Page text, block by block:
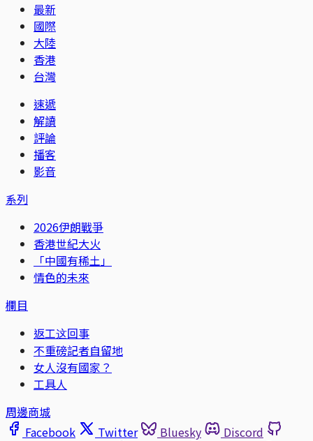
最新
國際
大陸
香港
台灣
速遞
解讀
評論
播客
影音
系列
2026伊朗戰爭
香港世紀大火
「中國有稀土」
情色的未來
欄目
返工这回事
不重磅記者自留地
女人沒有國家？
工具人
周邊商城
Facebook
Twitter Bluesky
Discord